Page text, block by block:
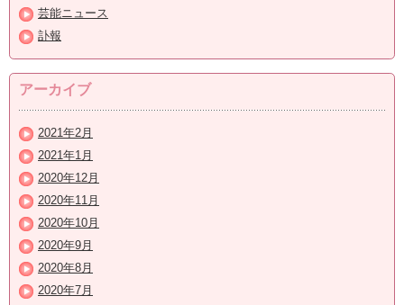
芸能ニュース
訃報
アーカイブ
2021年2月
2021年1月
2020年12月
2020年11月
2020年10月
2020年9月
2020年8月
2020年7月